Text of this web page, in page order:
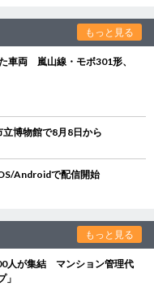
もっと見る
車両 嵐山線・モボ301形、
博物館で8月8日から
Androidで配信開始
もっと見る
人が集結 マンション管理代
」